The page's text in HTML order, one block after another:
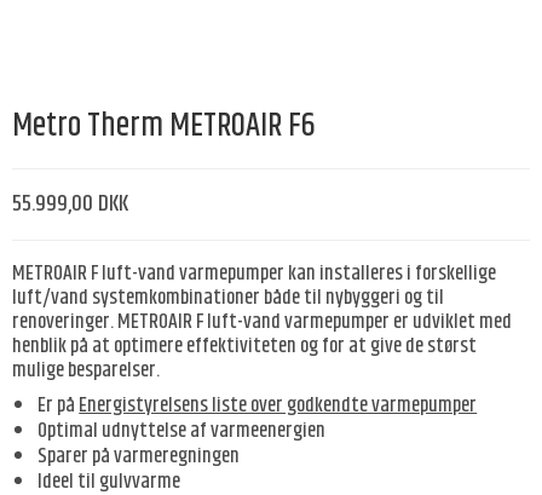
Metro Therm METROAIR F6
55.999,00 DKK
METROAIR F luft-vand varmepumper kan installeres i forskellige
luft/vand systemkombinationer både til nybyggeri og til
renoveringer. METROAIR F luft-vand varmepumper er udviklet med
henblik på at optimere effektiviteten og for at give de størst
mulige besparelser.
Er påEnergistyrelsens liste over godkendte varmepumper
Optimal udnyttelse af varmeenergien
Sparer på varmeregningen
Ideel til gulvvarme